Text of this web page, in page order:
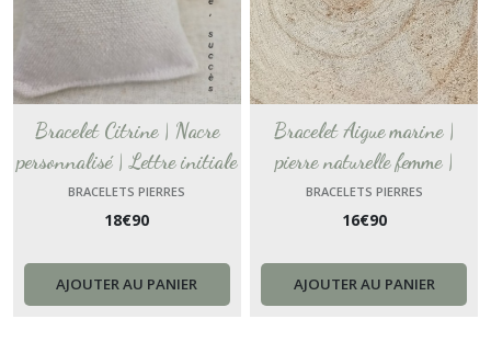
Bracelet Citrine | Nacre
personnalisé | Lettre initiale
coquille | Pierre naturelle
acier inox | bracelet femme
BRACELETS PIERRES
18€90
AJOUTER AU PANIER
Bracelet Aigue marine |
pierre naturelle femme |
bracelet pierre semi précieuses
| Bijou pierres | Cadeau pour
Noël
BRACELETS PIERRES
16€90
AJOUTER AU PANIER